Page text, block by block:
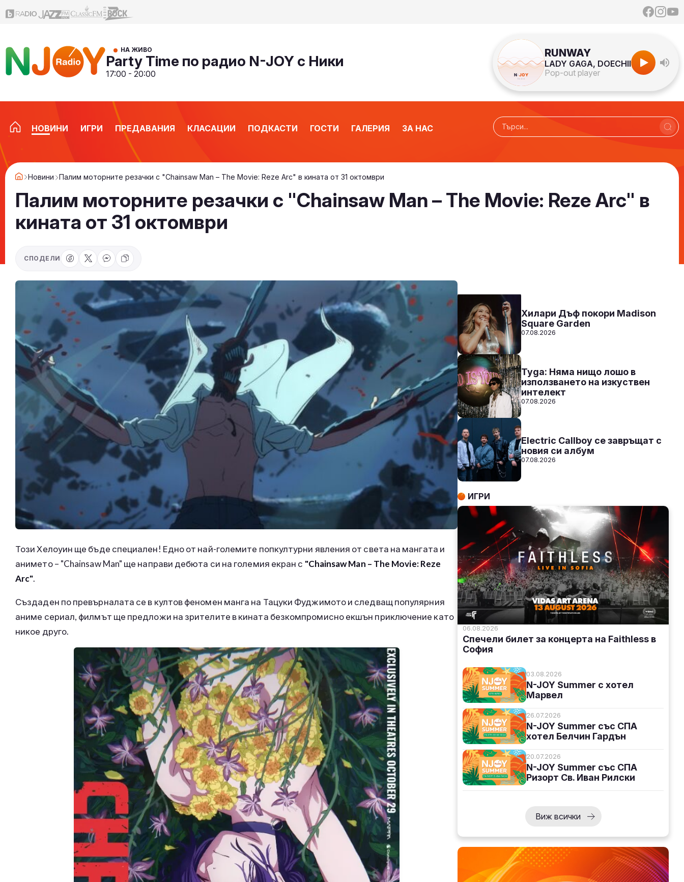
НА ЖИВО
Party Time по радио N-JOY с Ники
17:00 - 20:00
RUNWAY
LADY GAGA, DOECHII
Pop-out player
НОВИНИ ИГРИ ПРЕДАВАНИЯ КЛАСАЦИИ ПОДКАСТИ ГОСТИ ГАЛЕРИЯ ЗА НАС
Новини Палим моторните резачки с "Chainsaw Man – The Movie: Reze Arc" в кината от 31 октомври
Палим моторните резачки с "Chainsaw Man – The Movie: Reze Arc" в
кината от 31 октомври
СПОДЕЛИ
Този Хелоуин ще бъде специален! Едно от най-големите попкултурни явления от света на мангата и
анимето – "Chainsaw Man" ще направи дебюта си на големия екран с "Chainsaw Man – The Movie: Reze
Arc".
Създаден по превърналата се в култов феномен манга на Тацуки Фуджимото и следващ популярния
аниме сериал, филмът ще предложи на зрителите в кината безкомпромисно екшън приключение като
никое друго.
СЛУШАЙ
Хилари Дъф покори Madison
Square Garden
07.08.2026
Tyga: Няма нищо лошо в
използването на изкуствен
интелект
07.08.2026
Electric Callboy се завръщат с
новия си албум
07.08.2026
ИГРИ
06.08.2026
Спечели билет за концерта на Faithless в
София
03.08.2026
N-JOY Summer с хотел
Марвел
26.07.2026
N-JOY Summer със СПА
хотел Белчин Гардън
20.07.2026
N-JOY Summer със СПА
Ризорт Св. Иван Рилски
Виж всички